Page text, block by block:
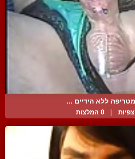
ללא הידיים ...
0 המלצות